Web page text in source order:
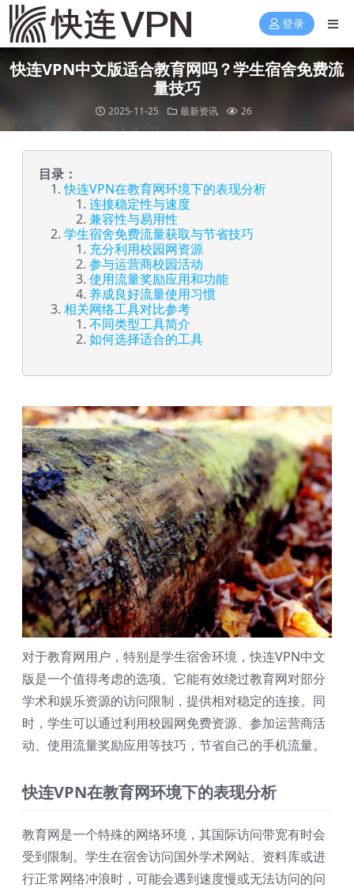
登录
快连VPN中文版适合教育网吗？学生宿舍免费流
量技巧
2025-11-25 最新资讯 26
目录：
快连VPN在教育网环境下的表现分析
连接稳定性与速度
兼容性与易用性
学生宿舍免费流量获取与节省技巧
充分利用校园网资源
参与运营商校园活动
使用流量奖励应用和功能
养成良好流量使用习惯
相关网络工具对比参考
不同类型工具简介
如何选择适合的工具
对于教育网用户，特别是学生宿舍环境，快连VPN中文
版是一个值得考虑的选项。它能有效绕过教育网对部分
学术和娱乐资源的访问限制，提供相对稳定的连接。同
时，学生可以通过利用校园网免费资源、参加运营商活
动、使用流量奖励应用等技巧，节省自己的手机流量。
快连VPN在教育网环境下的表现分析
教育网是一个特殊的网络环境，其国际访问带宽有时会
受到限制。学生在宿舍访问国外学术网站、资料库或进
行正常网络冲浪时，可能会遇到速度慢或无法访问的问